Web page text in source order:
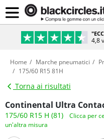
4,8
Home Marche pneumatici
175/60 R15 81H
Torna ai risultati
Continental Ultra
175/60 R15 H (81)
Clicca per
un'altra misura